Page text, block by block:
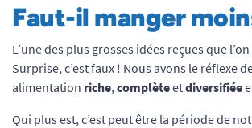
Faut-il manger
L’une des plus grosses idées reçues que
Surprise, c’est faux ! Nous avons le réflexe
alimentation riche,complèteetdiversifiée
Qui plus est, c’est peut être la période de